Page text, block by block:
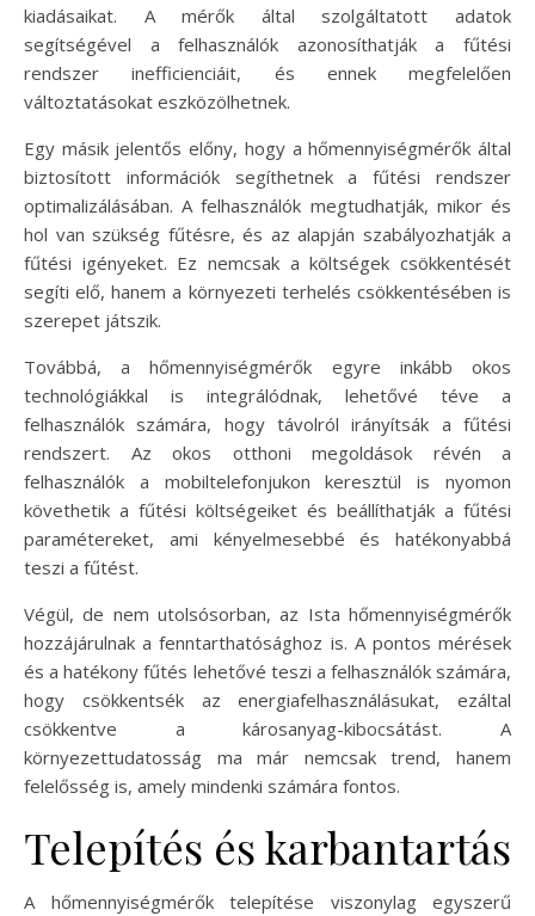
kiadásaikat. A mérők által szolgáltatott adatok
segítségével a felhasználók azonosíthatják a fűtési
rendszer inefficienciáit, és ennek megfelelően
változtatásokat eszközölhetnek.
Egy másik jelentős előny, hogy a hőmennyiségmérők által
biztosított információk segíthetnek a fűtési rendszer
optimalizálásában. A felhasználók megtudhatják, mikor és
hol van szükség fűtésre, és az alapján szabályozhatják a
fűtési igényeket. Ez nemcsak a költségek csökkentését
segíti elő, hanem a környezeti terhelés csökkentésében is
szerepet játszik.
Továbbá, a hőmennyiségmérők egyre inkább okos
technológiákkal is integrálódnak, lehetővé téve a
felhasználók számára, hogy távolról irányítsák a fűtési
rendszert. Az okos otthoni megoldások révén a
felhasználók a mobiltelefonjukon keresztül is nyomon
követhetik a fűtési költségeiket és beállíthatják a fűtési
paramétereket, ami kényelmesebbé és hatékonyabbá
teszi a fűtést.
Végül, de nem utolsósorban, az Ista hőmennyiségmérők
hozzájárulnak a fenntarthatósághoz is. A pontos mérések
és a hatékony fűtés lehetővé teszi a felhasználók számára,
hogy csökkentsék az energiafelhasználásukat, ezáltal
csökkentve a károsanyag-kibocsátást. A
környezettudatosság ma már nemcsak trend, hanem
felelősség is, amely mindenki számára fontos.
Telepítés és karbantartás
A hőmennyiségmérők telepítése viszonylag egyszerű